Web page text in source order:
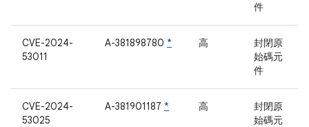
件
CVE-2024-
53011
A-381898780 * 高
封閉原
始碼元
件
CVE-2024-
53025
A-381901187 * 高
封閉原
始碼元